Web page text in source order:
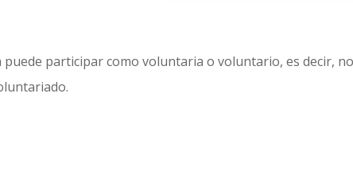
participar como voluntaria o voluntario, es decir,